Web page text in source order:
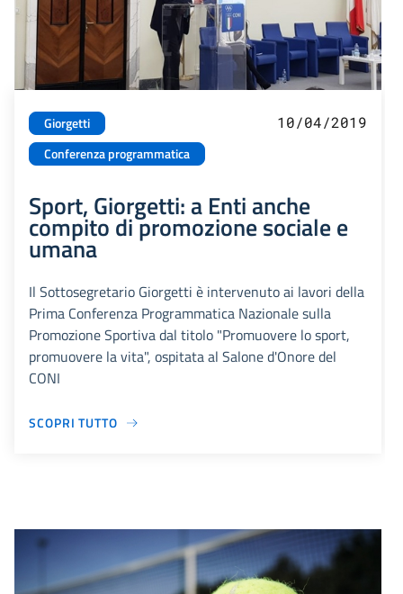
Giorgetti
Conferenza programmatica
10/04/2019
Sport, Giorgetti: a Enti anche
compito di promozione sociale e
umana
Il Sottosegretario Giorgetti è intervenuto ai lavori della
Prima Conferenza Programmatica Nazionale sulla
Promozione Sportiva dal titolo "Promuovere lo sport,
promuovere la vita", ospitata al Salone d'Onore del
CONI
SCOPRI TUTTO